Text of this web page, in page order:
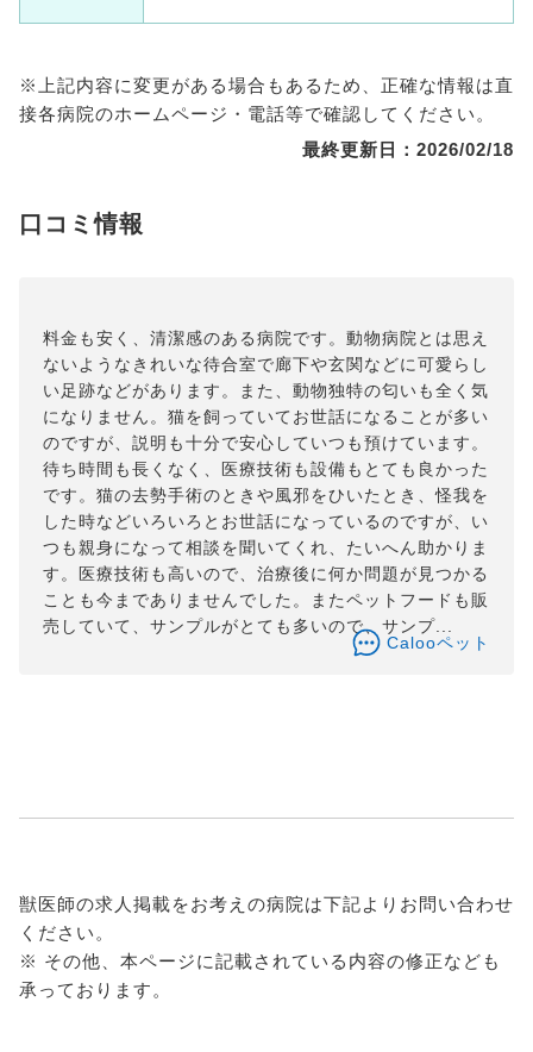
※上記内容に変更がある場合もあるため、正確な情報は直
接各病院のホームページ・電話等で確認してください。
最終更新日：2026/02/18
口コミ情報
料金も安く、清潔感のある病院です。動物病院とは思え
ないようなきれいな待合室で廊下や玄関などに可愛らし
い足跡などがあります。また、動物独特の匂いも全く気
になりません。猫を飼っていてお世話になることが多い
のですが、説明も十分で安心していつも預けています。
待ち時間も長くなく、医療技術も設備もとても良かった
です。猫の去勢手術のときや風邪をひいたとき、怪我を
した時などいろいろとお世話になっているのですが、い
つも親身になって相談を聞いてくれ、たいへん助かりま
す。医療技術も高いので、治療後に何か問題が見つかる
ことも今までありませんでした。またペットフードも販
売していて、サンプルがとても多いので、サンプ...
Calooペット
獣医師の求人掲載をお考えの病院は下記よりお問い合わせ
ください。
※ その他、本ページに記載されている内容の修正なども
承っております。